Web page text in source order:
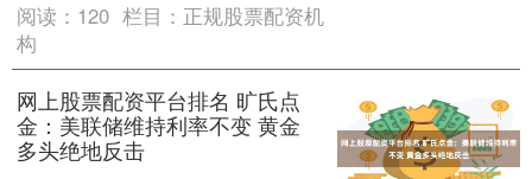
阅读： 120 栏目： 正规股票配资机
构
网上股票配资平台排名 旷氏点
金：美联储维持利率不变 黄金
多头绝地反击